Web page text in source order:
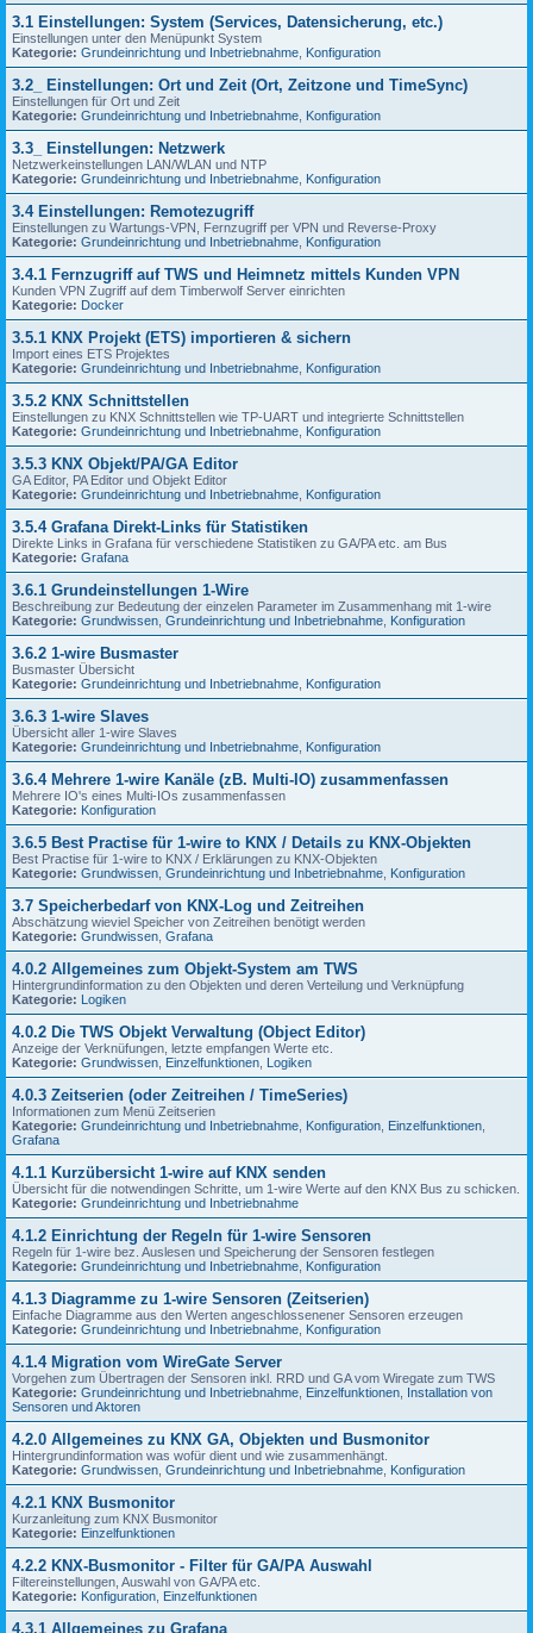
3.1 Einstellungen: System (Services, Datensicherung, etc.)
Einstellungen unter den Menüpunkt System
Kategorie: Grundeinrichtung und Inbetriebnahme Konfiguration
3.2_ Einstellungen: Ort und Zeit (Ort, Zeitzone und TimeSync)
Einstellungen für Ort und Zeit
Kategorie: Grundeinrichtung und Inbetriebnahme Konfiguration
3.3_ Einstellungen: Netzwerk
Netzwerkeinstellungen LAN/WLAN und NTP
Kategorie: Grundeinrichtung und Inbetriebnahme Konfiguration
3.4 Einstellungen: Remotezugriff
Einstellungen zu Wartungs-VPN, Fernzugriff per VPN und Reverse-Proxy
Kategorie: Grundeinrichtung und Inbetriebnahme Konfiguration
3.4.1 Fernzugriff auf TWS und Heimnetz mittels Kunden VPN
Kunden VPN Zugriff auf dem Timberwolf Server einrichten
Kategorie: Docker
3.5.1 KNX Projekt (ETS) importieren & sichern
Import eines ETS Projektes
Kategorie: Grundeinrichtung und Inbetriebnahme Konfiguration
3.5.2 KNX Schnittstellen
Einstellungen zu KNX Schnittstellen wie TP-UART und integrierte Schnittstellen
Kategorie: Grundeinrichtung und Inbetriebnahme Konfiguration
3.5.3 KNX Objekt/PA/GA Editor
GA Editor, PA Editor und Objekt Editor
Kategorie: Grundeinrichtung und Inbetriebnahme Konfiguration
3.5.4 Grafana Direkt-Links für Statistiken
Direkte Links in Grafana für verschiedene Statistiken zu GA/PA etc. am Bus
Kategorie: Grafana
3.6.1 Grundeinstellungen 1-Wire
Beschreibung zur Bedeutung der einzelen Parameter im Zusammenhang mit 1-wire
Kategorie: Grundwissen Grundeinrichtung und Inbetriebnahme Konfiguration
3.6.2 1-wire Busmaster
Busmaster Übersicht
Kategorie: Grundeinrichtung und Inbetriebnahme Konfiguration
3.6.3 1-wire Slaves
Übersicht aller 1-wire Slaves
Kategorie: Grundeinrichtung und Inbetriebnahme Konfiguration
3.6.4 Mehrere 1-wire Kanäle (zB. Multi-IO) zusammenfassen
Mehrere IO's eines Multi-IOs zusammenfassen
Kategorie: Konfiguration
3.6.5 Best Practise für 1-wire to KNX / Details zu KNX-Objekten
Best Practise für 1-wire to KNX / Erklärungen zu KNX-Objekten
Kategorie: Grundwissen Grundeinrichtung und Inbetriebnahme Konfiguration
3.7 Speicherbedarf von KNX-Log und Zeitreihen
Abschätzung wieviel Speicher von Zeitreihen benötigt werden
Kategorie: Grundwissen Grafana
4.0.2 Allgemeines zum Objekt-System am TWS
Hintergrundinformation zu den Objekten und deren Verteilung und Verknüpfung
Kategorie: Logiken
4.0.2 Die TWS Objekt Verwaltung (Object Editor)
Anzeige der Verknüfungen, letzte empfangen Werte etc.
Kategorie: Grundwissen Einzelfunktionen Logiken
4.0.3 Zeitserien (oder Zeitreihen / TimeSeries)
Informationen zum Menü Zeitserien
Kategorie: Grundeinrichtung und Inbetriebnahme Konfiguration Einzelfunktionen
Grafana
4.1.1 Kurzübersicht 1-wire auf KNX senden
Übersicht für die notwendingen Schritte, um 1-wire Werte auf den KNX Bus zu schicken.
Kategorie: Grundeinrichtung und Inbetriebnahme
4.1.2 Einrichtung der Regeln für 1-wire Sensoren
Regeln für 1-wire bez. Auslesen und Speicherung der Sensoren festlegen
Kategorie: Grundeinrichtung und Inbetriebnahme Konfiguration
4.1.3 Diagramme zu 1-wire Sensoren (Zeitserien)
Einfache Diagramme aus den Werten angeschlossenener Sensoren erzeugen
Kategorie: Grundeinrichtung und Inbetriebnahme Konfiguration
4.1.4 Migration vom WireGate Server
Vorgehen zum Übertragen der Sensoren inkl. RRD und GA vom Wiregate zum TWS
Kategorie: Grundeinrichtung und Inbetriebnahme Einzelfunktionen Installation von
Sensoren und Aktoren
4.2.0 Allgemeines zu KNX GA, Objekten und Busmonitor
Hintergrundinformation was wofür dient und wie zusammenhängt.
Kategorie: Grundwissen Grundeinrichtung und Inbetriebnahme Konfiguration
4.2.1 KNX Busmonitor
Kurzanleitung zum KNX Busmonitor
Kategorie: Einzelfunktionen
4.2.2 KNX-Busmonitor - Filter für GA/PA Auswahl
Filtereinstellungen, Auswahl von GA/PA etc.
Kategorie: Konfiguration Einzelfunktionen
4.3.1 Allgemeines zu Grafana